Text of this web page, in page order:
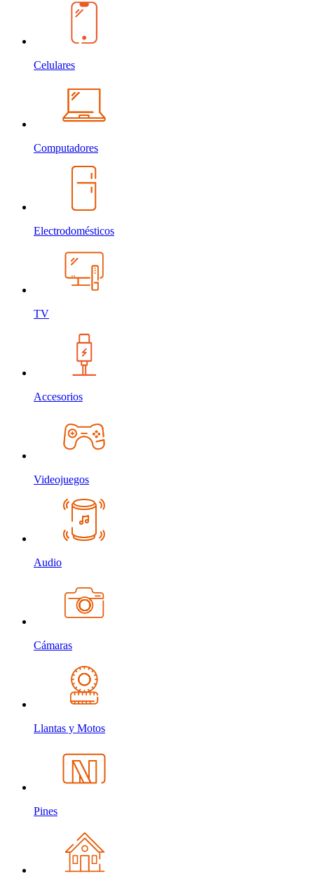
Celulares
Computadores
Electrodomésticos
TV
Accesorios
Videojuegos
Audio
Cámaras
Llantas y Motos
Pines